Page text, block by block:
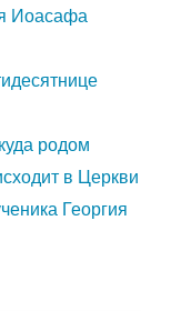
Иоасафа
родом
в Церкви
Георгия